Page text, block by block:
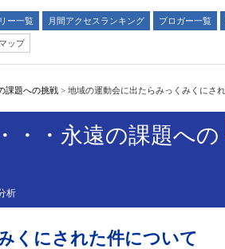
ー一覧 月間アクセスランキング ブロガー一覧
ップ
課題への挑戦 > 地域の運動会に出たらみっくみくにさ
・・永遠の課題への
析
くにされた件について